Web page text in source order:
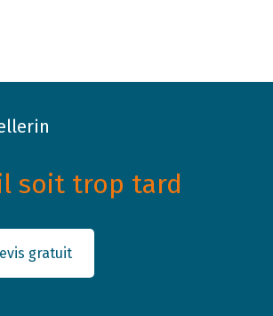
soit trop tard
gratuit